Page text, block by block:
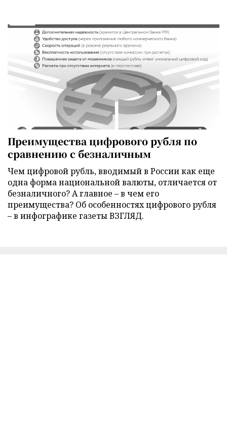
Преимущества цифрового рубля по
сравнению с безналичным
Чем цифровой рубль, вводимый в России как еще
одна форма национальной валюты, отличается от
безналичного? А главное – в чем его
преимущества? Об особенностях цифрового рубля
– в инфографике газеты ВЗГЛЯД.